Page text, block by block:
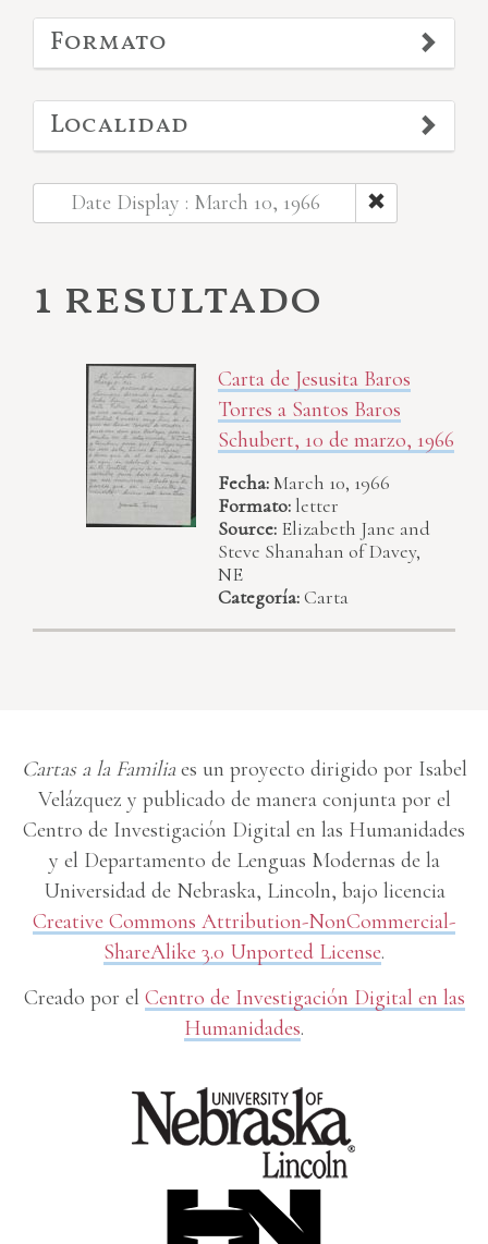
Formato
Localidad
Date Display : March 10, 1966
1 resultado
Carta de Jesusita Baros
Torres a Santos Baros
Schubert, 10 de marzo, 1966
Fecha:March 10, 1966
Formato: letter
Source: Elizabeth Jane and
Steve Shanahan of Davey,
NE
Categoría:Carta
Cartas a la Familiaes un proyecto dirigido por Isabel
Velázquez y publicado de manera conjunta por el
Centro de Investigación Digital en las Humanidades
y el Departamento de Lenguas Modernas de la
Universidad de Nebraska, Lincoln, bajo licencia
Creative Commons Attribution-NonCommercial-
ShareAlike 3.0 Unported License.
Creado por el Centro de Investigación Digital en las
Humanidades.